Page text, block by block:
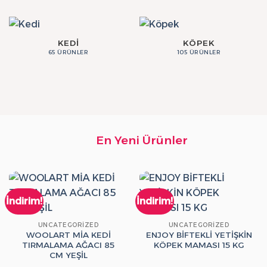
KEDI
65 ÜRÜNLER
KÖPEK
105 ÜRÜNLER
En Yeni Ürünler
İndirim!
UNCATEGORIZED
WOOLART MİA KEDİ
TIRMALAMA AĞACI 85
CM YEŞİL
İndirim!
UNCATEGORIZED
ENJOY BİFTEKLİ YETİŞKİN
KÖPEK MAMASI 15 KG